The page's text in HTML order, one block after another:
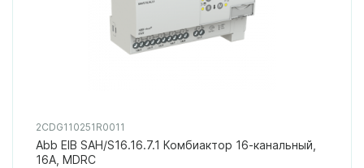
2CDG110251R0011
Abb EIB SAH/S16.16.7.1 Комбиактор 16-канальный,
16А, MDRC